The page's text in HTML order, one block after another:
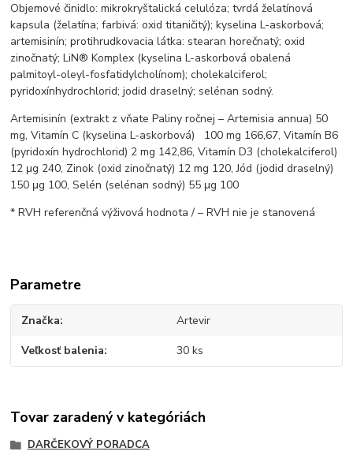
Objemové činidlo: mikrokryštalická celulóza; tvrdá želatínová
kapsula (želatína; farbivá: oxid titaničitý); kyselina L-askorbová;
artemisinín; protihrudkovacia látka: stearan horečnatý; oxid
zinočnatý; LiN® Komplex (kyselina L-askorbová obalená
palmitoyl-oleyl-fosfatidylcholínom); cholekalciferol;
pyridoxínhydrochlorid; jodid draselný; selénan sodný.
Artemisinín (extrakt z vňate Paliny ročnej – Artemisia annua) 50
mg, Vitamín C (kyselina L-askorbová) 100 mg 166,67, Vitamín B6
(pyridoxín hydrochlorid) 2 mg 142,86, Vitamín D3 (cholekalciferol)
12 μg 240, Zinok (oxid zinočnatý) 12 mg 120, Jód (jodid draselný)
150 μg 100, Selén (selénan sodný) 55 μg 100
* RVH referenčná výživová hodnota / – RVH nie je stanovená
Parametre
Značka Artevir
Veľkosť balenia 30 ks
Tovar zaradený v kategóriách
DARČEKOVÝ PORADCA